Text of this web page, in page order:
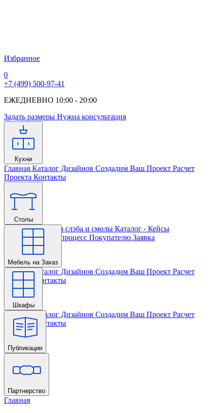
Избранное
0
+7 (499) 500-97-41
ЕЖЕДНЕВНО 10:00 - 20:00
Задать размеры Нужна консультация
Кухни
Главная Каталог Дизайнов Создадим Ваш Проект Расчет
Проекта Контакты
Столы
Главная Столы из слэба и смолы Каталог - Кейсы
Кастомизации и процесс Покупателю Заявка
Мебель на Заказ
Главная Каталог Дизайнов Создадим Ваш Проект Расчет
Проекта
Контакты
Шкафы
Главная Каталог Дизайнов Создадим Ваш Проект Расчет
Проекта Контакты
Публикации
Главная
Партнерство
Главная